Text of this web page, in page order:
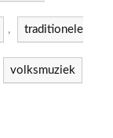
, traditionele
volksmuziek